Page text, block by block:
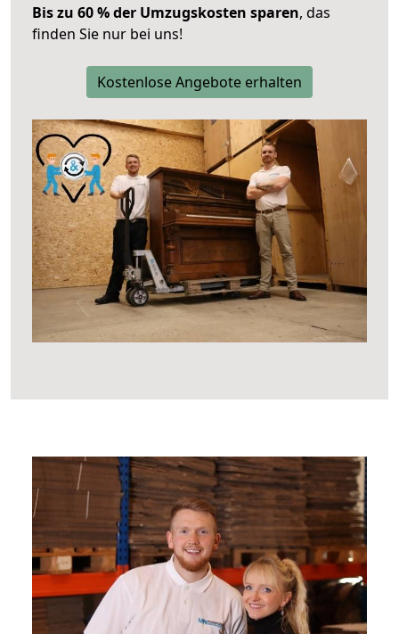
Bis zu 60 % der Umzugskosten sparen, das
finden Sie nur bei uns!
Kostenlose Angebote erhalten